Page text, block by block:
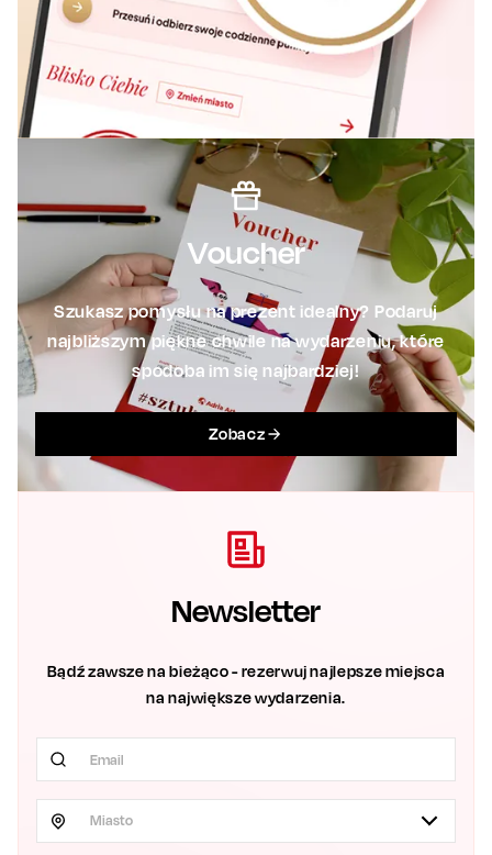
Voucher
Szukasz pomysłu na prezent idealny? Podaruj
najbliższym piękne chwile na wydarzeniu, które
spodoba im się najbardziej!
Zobacz
Newsletter
Bądź zawsze na bieżąco - rezerwuj najlepsze miejsca
na największe wydarzenia.
Miasto